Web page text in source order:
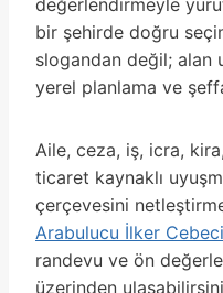
değerlendirmeyle
bir şehirde doğru
slogandan değil; alan
yerel planlama ve
Aile, ceza, iş, icra,
ticaret kaynaklı
çerçevesini
Arabulucu İlker Cebeci
randevu ve ön
üzerinden